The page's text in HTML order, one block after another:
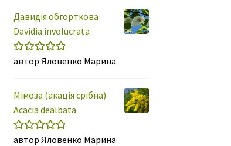
Давидія обгорткова
Davidia involucrata
Оцінено в5
автор Яловенко Марина
Мімоза (акація срібна)
Acacia dealbata
Оцінено в5
автор Яловенко Марина